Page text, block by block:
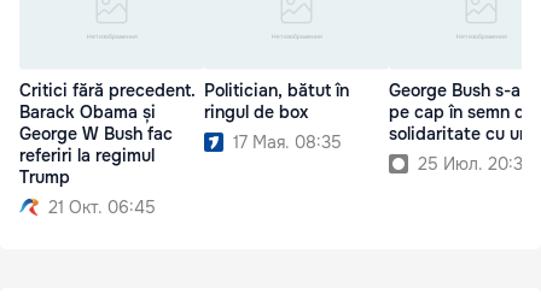
Critici fără precedent.
Barack Obama și
George W Bush fac
referiri la regimul
Trump
21 Окт. 06:45
Politician, bătut în
ringul de box
17 Мая. 08:35
George Bush s-a
pe cap în semn de
solidaritate cu un
25 Июл. 20:31